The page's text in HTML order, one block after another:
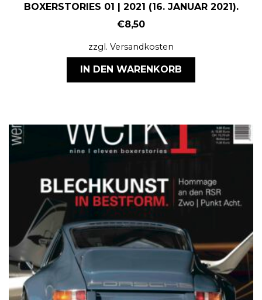
BOXERSTORIES 01 | 2021 (16. JANUAR 2021).
€8,50
zzgl. Versandkosten
IN DEN WARENKORB